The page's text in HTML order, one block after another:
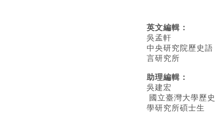
英文編輯 ：
吳孟軒
中央研究院歷史語
言研究所
助理編輯：
吳建宏
國立臺灣大學歷史
學研究所碩士生